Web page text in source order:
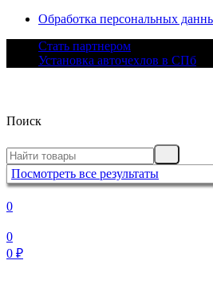
Обработка персональных
Стать партнером
Установка авточехлов в СПб
Поиск
Посмотреть все результаты
0
0
0 ₽